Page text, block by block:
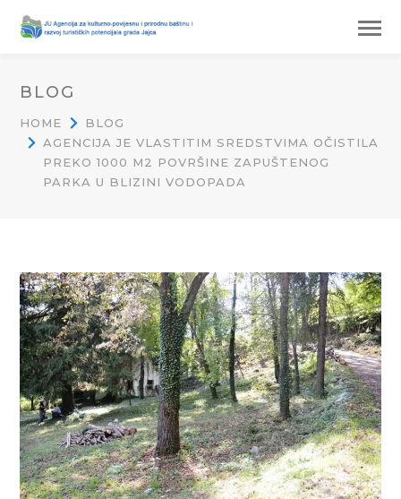
BLOG
HOME
BLOG
AGENCIJA JE VLASTITIM SREDSTVIMA OČISTILA
PREKO 1000 M2 POVRŠINE ZAPUŠTENOG
PARKA U BLIZINI VODOPADA